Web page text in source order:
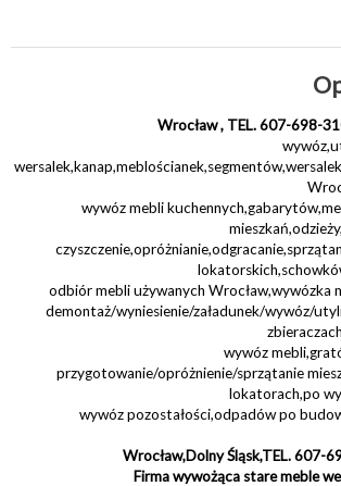
Wrocław , TEL. 607-698-
wywóz mebli
odbiór mebli używanych Wrocław,wywózka
demontaż/wyniesienie/załadunek/wywóz/
wywóz
przygotowanie/opróżnienie/sprzątanie
lokatorach,po
wywóz pozostałości,odpadów po
Wrocław,Dolny Śląsk,TEL. 607-
Firma wywożąca stare meble